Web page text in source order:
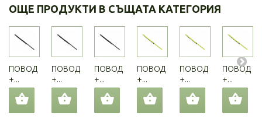
ОЩЕ ПРОДУКТИ В СЪЩАТА КАТЕГОРИЯ
ПОВОД
+...
ПОВОД
+...
ПОВОД
+...
ПОВОД
+...
ПОВОД
+...
ПОВОД
+...